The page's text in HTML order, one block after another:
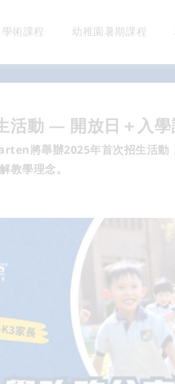
學術課程 幼稚園暑期課程
活動 — 開放日＋入學
將舉辦2025年首次招生活動
教學理念。